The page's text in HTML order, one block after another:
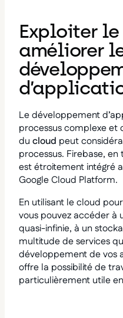
Exploiter
améliorer
Le développement
processus complexe et
du cloud peut
processus. Firebase,
est étroitement intégré
Google Cloud Platform.
En utilisant le cloud
vous pouvez accéder à
quasi-infinie, à un
multitude de services
développement de vos
offre la possibilité de
particulièrement utile